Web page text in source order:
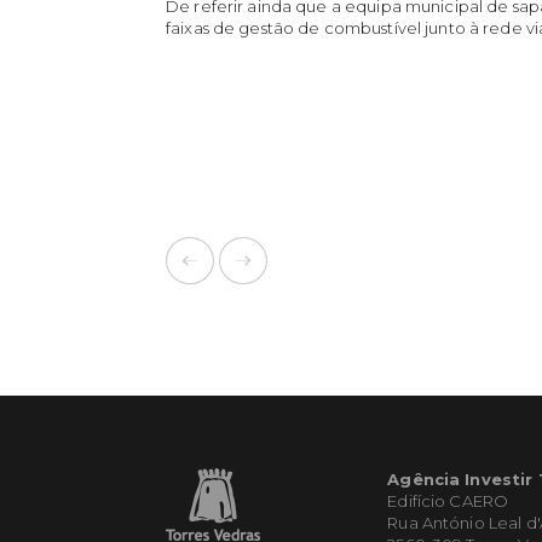
De referir ainda que a equipa municipal de
faixas de gestão de combustível junto à rede
Agência Investir
Edifício CAERO
Rua António Leal